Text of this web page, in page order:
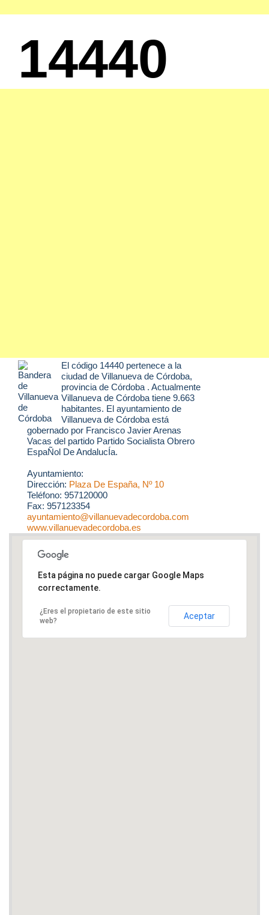
14440
El código 14440 pertenece a la
ciudad de Villanueva de Córdoba,
provincia de Córdoba . Actualmente
Villanueva de Córdoba tiene 9.663
habitantes. El ayuntamiento de
Villanueva de Córdoba está
gobernado por Francisco Javier Arenas
Vacas del partido Partido Socialista Obrero
EspaÑol De AndalucÍa.
Ayuntamiento:
Dirección: Plaza De España, Nº 10
Teléfono: 957120000
Fax: 957123354
ayuntamiento@villanuevadecordoba.com
www.villanuevadecordoba.es
Esta página no puede cargar Google Maps
correctamente.
¿Eres el propietario de este sitio
web?
Aceptar